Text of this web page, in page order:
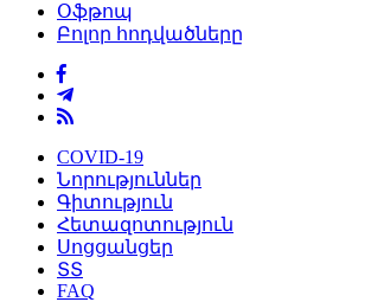
Օֆթոպ
Բոլոր հոդվածները
COVID-19
Նորություններ
Գիտություն
Հետազոտություն
Սոցցանցեր
ՏՏ
FAQ